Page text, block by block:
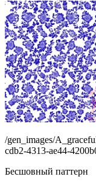
/gen_images/
cdb2-4313-ae44-
Бесшовный паттерн